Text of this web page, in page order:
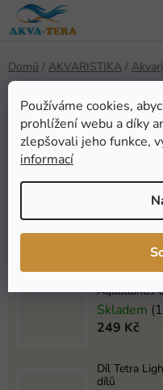
Používáme cookies,
prohlížení webu a díky
zlepšovali jeho funkce,
informací
Přejít
na
Domů / AKVARISTIKA /
Stmívače
Nejprodávanější
Aquatlantis
Na
499 Kč
Aquatlantis
Skladem
249 Kč
Díl Tetra
dílů